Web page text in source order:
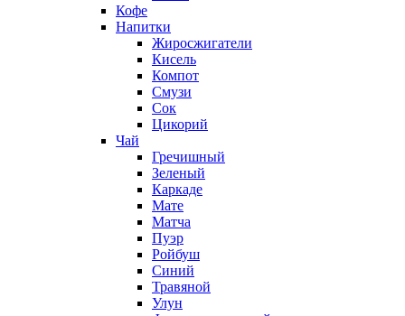
Кофе
Напитки
Жиросжигатели
Кисель
Компот
Смузи
Сок
Цикорий
Чай
Гречишный
Зеленый
Каркаде
Мате
Матча
Пуэр
Ройбуш
Синий
Травяной
Улун